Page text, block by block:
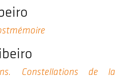
Constellations de la